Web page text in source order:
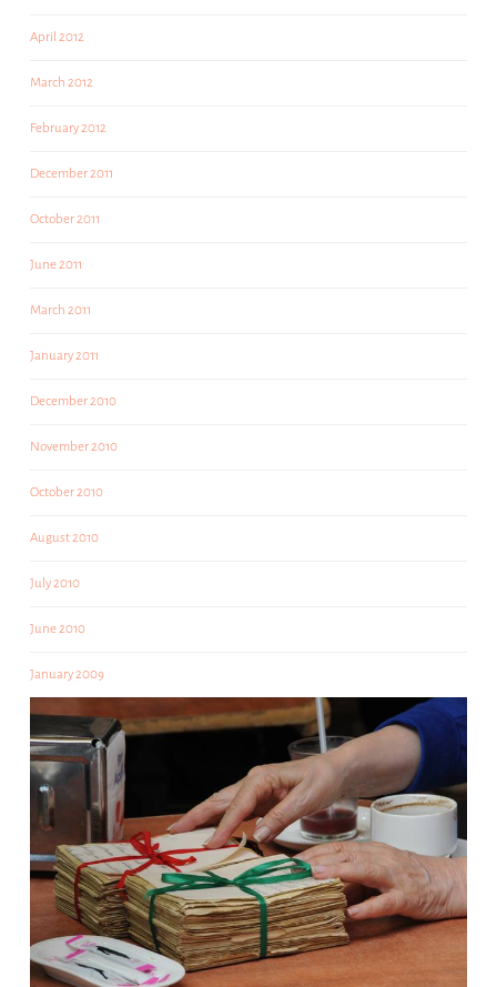
April 2012
March 2012
February 2012
December 2011
October 2011
June 2011
March 2011
January 2011
December 2010
November 2010
October 2010
August 2010
July 2010
June 2010
January 2009